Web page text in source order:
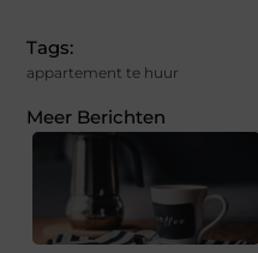
Tags:
appartement te huur
Meer Berichten